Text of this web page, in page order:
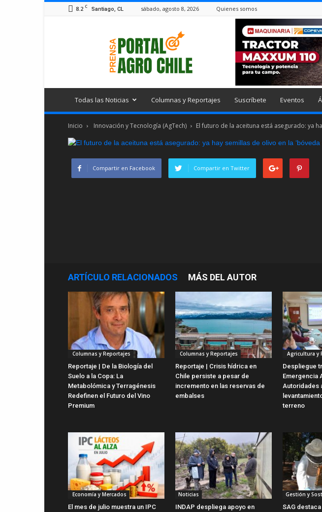
8.2 C Santiago, CL sábado, agosto 8, 2026 Quienes somos
Todas las Noticias Columnas y Reportajes Suscríbete Eventos
Inicio Innovación y Tecnología (AgTech) El futuro de la aceituna está asegurado: ya
Compartir en Facebook Compartir en Twitter
ARTÍCULO RELACIONADOS MÁS DEL AUTOR
Columnas y Reportajes
Reportaje | De la Biología del
Suelo a la Copa: La
Metabolómica y Terragénesis
Redefinen el Futuro del Vino
Premium
Columnas y Reportajes
Reportaje | Crisis hídrica en
Chile persiste a pesar de
incremento en las reservas de
embalses
Agricultura y
Despliegue
Emergencia
Autoridades
terreno
Economía y Mercados
El mes de julio muestra un IPC
Noticias
INDAP despliega apoyo en
Gestión y
SAG